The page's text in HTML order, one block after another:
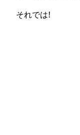
それでは!